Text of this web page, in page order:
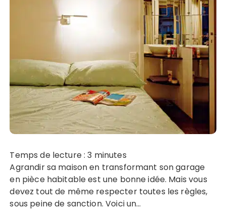
Temps de lecture :3 minutes
Agrandir sa maison en transformant son garage
en pièce habitable est une bonne idée. Mais vous
devez tout de même respecter toutes les règles,
sous peine de sanction. Voici un…